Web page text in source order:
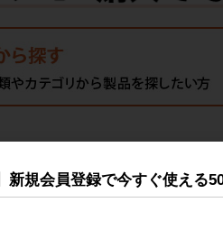
新規会員登録で今すぐ使える